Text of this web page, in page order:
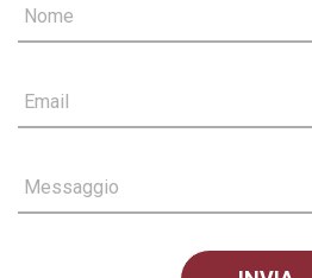
Nome
Email
Messaggio